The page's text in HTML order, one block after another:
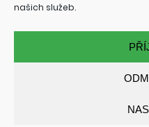
našich služeb.
© 2022 INTERSITE.CZ |